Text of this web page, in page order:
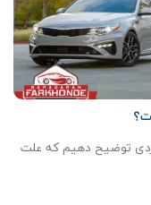
توضیح دهیم که علت